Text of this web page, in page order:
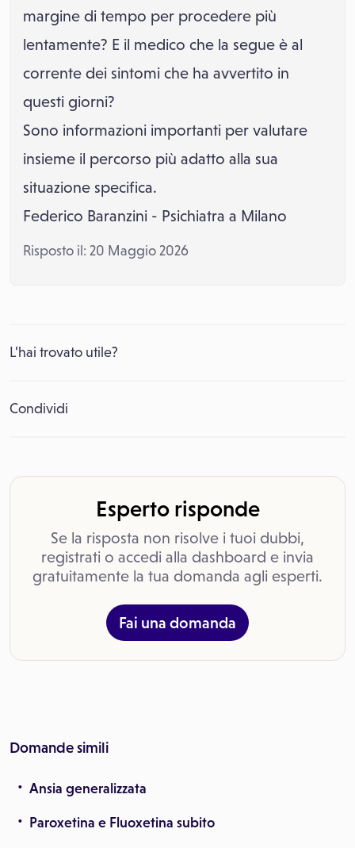
margine di tempo per procedere più
lentamente? E il medico che la segue è al
corrente dei sintomi che ha avvertito in
questi giorni?
Sono informazioni importanti per valutare
insieme il percorso più adatto alla sua
situazione specifica.
Federico Baranzini - Psichiatra a Milano
Risposto il: 20 Maggio 2026
L’hai trovato utile?
Condividi
Esperto risponde
Se la risposta non risolve i tuoi dubbi,
registrati o accedi alla dashboard e invia
gratuitamente la tua domanda agli esperti.
Fai una domanda
Domande simili
Ansia generalizzata
Paroxetina e Fluoxetina subito